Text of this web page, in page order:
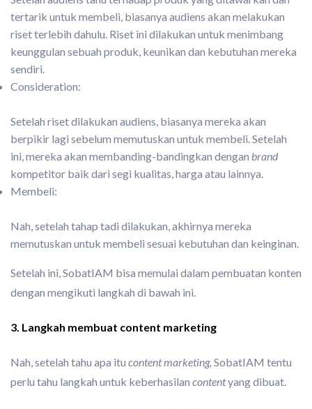
tertarik untuk membeli, biasanya audiens akan melakukan
riset terlebih dahulu. Riset ini dilakukan untuk menimbang
keunggulan sebuah produk, keunikan dan kebutuhan mereka
sendiri.
Consideration:
Setelah riset dilakukan audiens, biasanya mereka akan
berpikir lagi sebelum memutuskan untuk membeli. Setelah
ini, mereka akan membanding-bandingkan dengan brand
kompetitor baik dari segi kualitas, harga atau lainnya.
Membeli:
Nah, setelah tahap tadi dilakukan, akhirnya mereka
memutuskan untuk membeli sesuai kebutuhan dan keinginan.
Setelah ini, SobatIAM bisa memulai dalam pembuatan konten
dengan mengikuti langkah di bawah ini.
3. Langkah membuat content marketing
Nah, setelah tahu apa itu content marketing, SobatIAM tentu
perlu tahu langkah untuk keberhasilan contentyang dibuat.